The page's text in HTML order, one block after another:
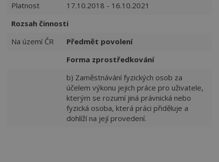
Platnost
17.10.2018 - 16.10.2021
Rozsah činnosti
Na území ČR
Předmět povolení
Forma zprostředkování
b) Zaměstnávání fyzických osob za
účelem výkonu jejich práce pro uživatele,
kterým se rozumí jiná právnická nebo
fyzická osoba, která práci přiděluje a
dohlíží na její provedení.